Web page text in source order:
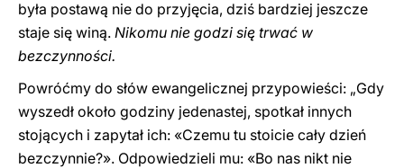
była postawą nie do przyjęcia, dziś bardziej jeszcze
staje się winą. Nikomu nie godzi się trwać w
bezczynności.
Powróćmy do słów ewangelicznej przypowieści: „Gdy
wyszedł około godziny jedenastej, spotkał innych
stojących i zapytał ich: «Czemu tu stoicie cały dzień
bezczynnie?». Odpowiedzieli mu: «Bo nas nikt nie